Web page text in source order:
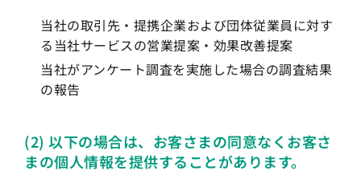
当社の取引先・提携企業および団体従業員に対す
る当社サービスの営業提案・効果改善提案
当社がアンケート調査を実施した場合の調査結果
の報告
(2) 以下の場合は、お客さまの同意なくお客さ
まの個人情報を提供することがあります。